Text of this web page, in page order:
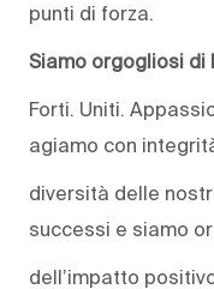
punti di forza.
Siamo orgogliosi di
Forti. Uniti.
agiamo con
diversità delle
successi e siamo
dell’impatto